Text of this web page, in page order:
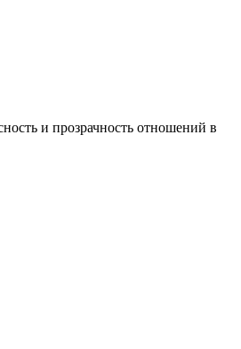
и прозрачность отношений в